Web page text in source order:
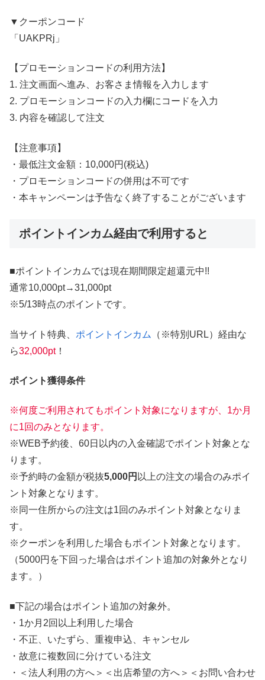
▼クーポンコード
「UAKPRj」
【プロモーションコードの利用方法】
1. 注文画面へ進み、お客さま情報を入力します
2. プロモーションコードの入力欄にコードを入力
3. 内容を確認して注文
【注意事項】
・最低注文金額：10,000円(税込)
・プロモーションコードの併用は不可です
・本キャンペーンは予告なく終了することがございます
ポイントインカム経由で利用すると
■ポイントインカムでは現在期間限定超還元中!!
通常10,000pt→31,000pt
※5/13時点のポイントです。
当サイト特典、 ポイントインカム
（※特別URL）経由な
ら32,000pt！
ポイント獲得条件
※何度ご利用されてもポイント対象になりますが、1か月
に1回のみとなります。
※WEB予約後、60日以内の入金確認でポイント対象とな
ります。
※予約時の金額が税抜5,000円 以上の注文の場合のみポイ
ント対象となります。
※同一住所からの注文は1回のみポイント対象となりま
す。
※クーポンを利用した場合もポイント対象となります。
（5000円を下回った場合はポイント追加の対象外となり
ます。）
■下記の場合はポイント追加の対象外。
・1か月2回以上利用した場合
・不正、いたずら、重複申込、キャンセル
・故意に複数回に分けている注文
・＜法人利用の方へ＞＜出店希望の方へ＞＜お問い合わせ